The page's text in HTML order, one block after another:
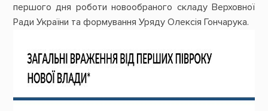
першого дня роботи новообраного складу Верховної
Ради України та формування Уряду Олексія Гончарука.